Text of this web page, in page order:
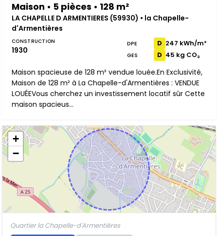
Maison • 5 pièces • 128 m²
LA CHAPELLE D ARMENTIERES (59930) • la Chapelle-
d'Armentières
CONSTRUCTION
1930
DPE D 247 kWh/m²
GES D 45 kg CO₂
Maison spacieuse de 128 m² vendue louée.En Exclusivité,
Maison de 128 m² à La Chapelle-d'Armentières : VENDUE
LOUÉEVous cherchez un investissement locatif sûr Cette
maison spacieus...
+
−
Quartier la Chapelle-d'Armentières